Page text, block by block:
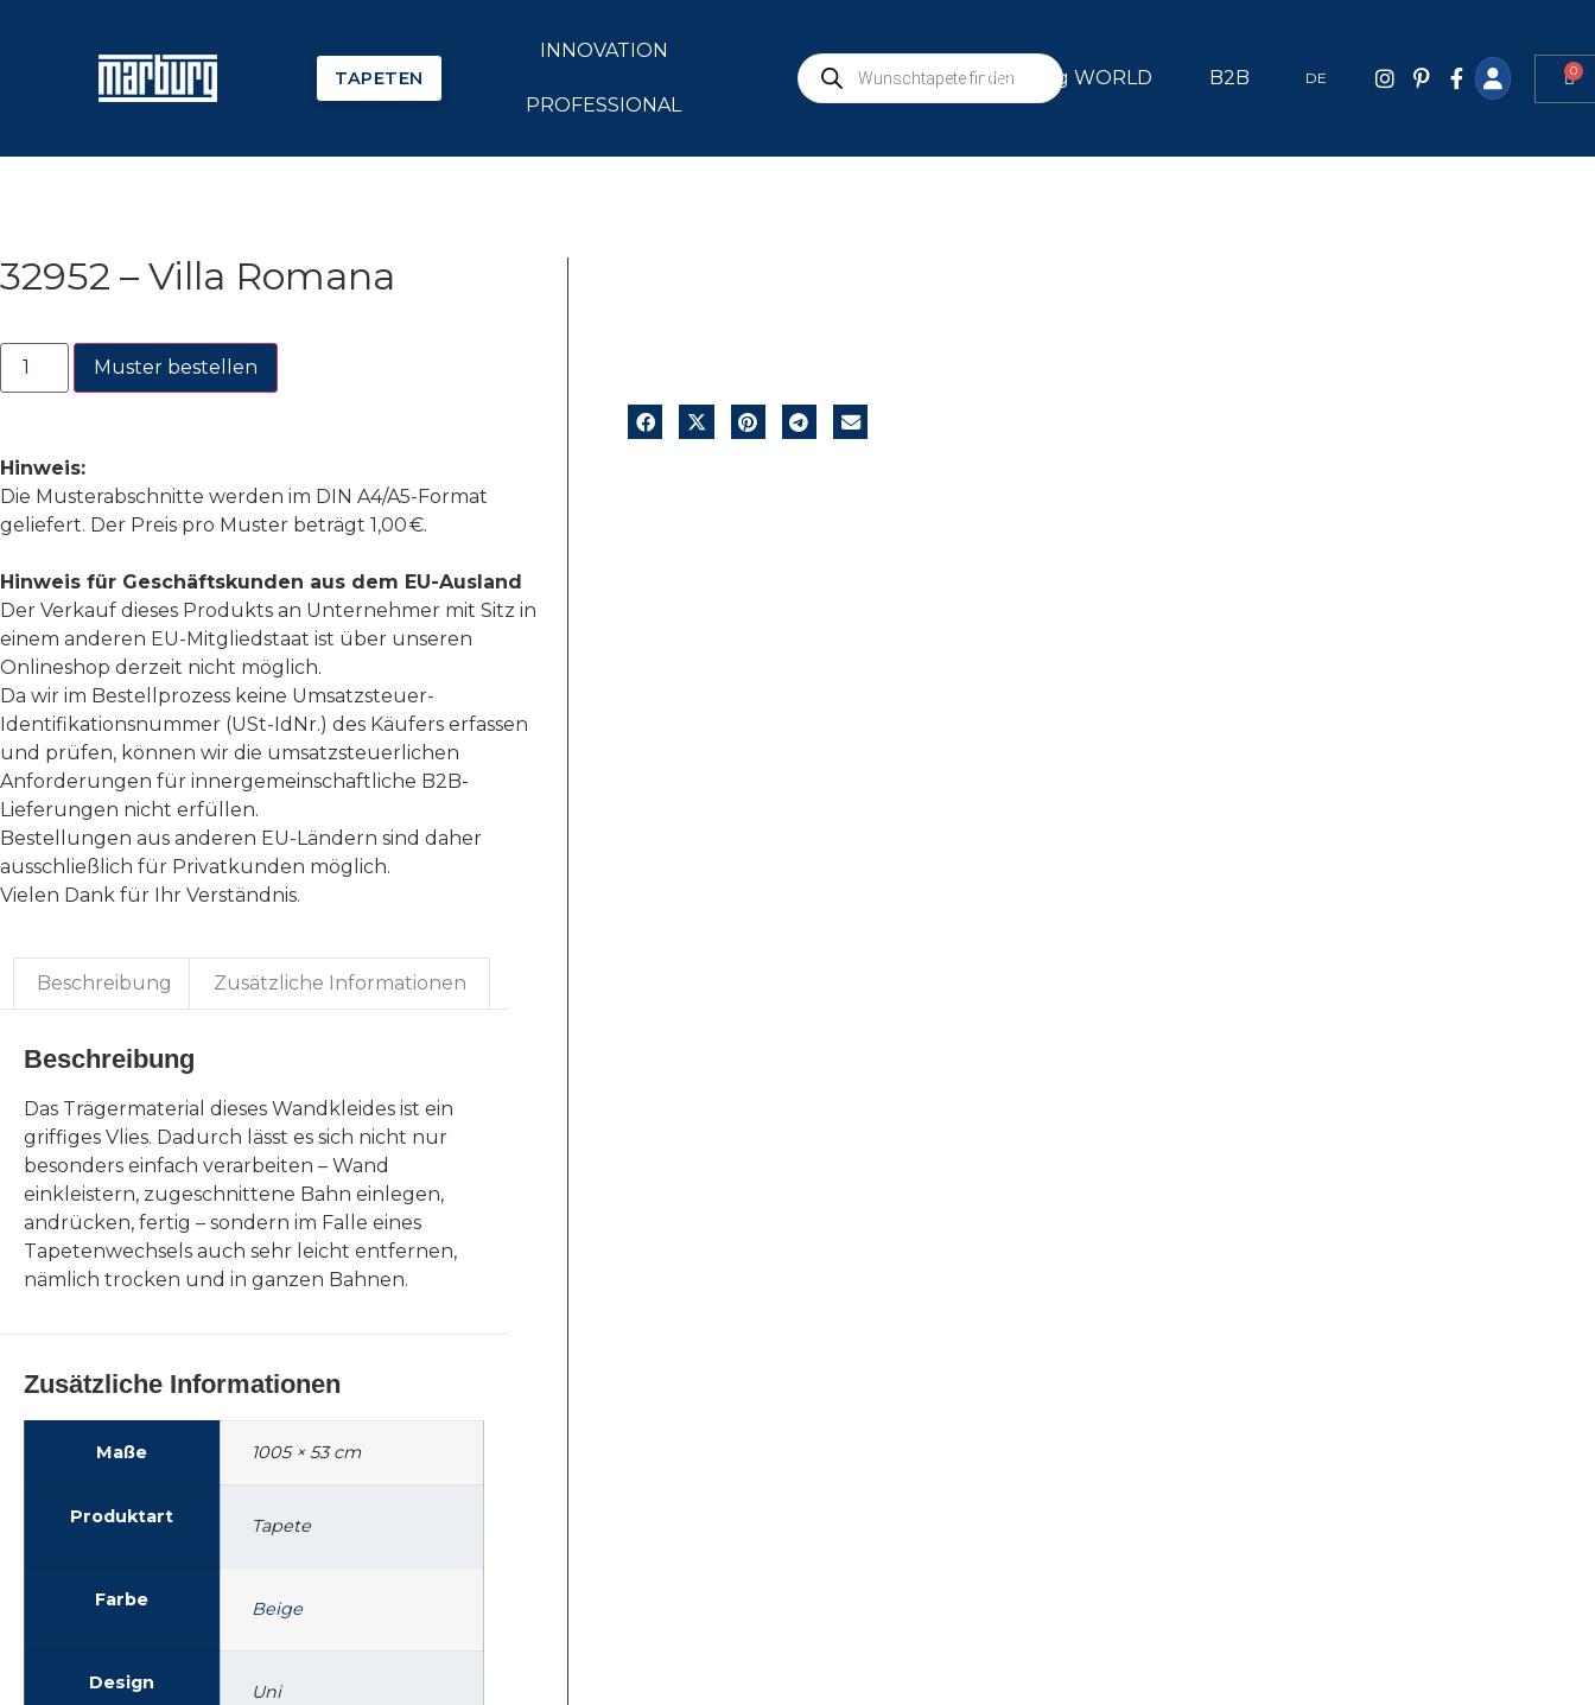
TAPETEN
INNOVATION
PROFESSIONAL
marburg WORLD B2B DE 0
32952 – Villa Romana
Muster bestellen
Hinweis:
Die Musterabschnitte werden im DIN A4/A5-Format
geliefert. Der Preis pro Muster beträgt 1,00 €.
Hinweis für Geschäftskunden aus dem EU-Ausland
Der Verkauf dieses Produkts an Unternehmer mit Sitz in
einem anderen EU-Mitgliedstaat ist über unseren
Onlineshop derzeit nicht möglich.
Da wir im Bestellprozess keine Umsatzsteuer-
Identifikationsnummer (USt-IdNr.) des Käufers erfassen
und prüfen, können wir die umsatzsteuerlichen
Anforderungen für innergemeinschaftliche B2B-
Lieferungen nicht erfüllen.
Bestellungen aus anderen EU-Ländern sind daher
ausschließlich für Privatkunden möglich.
Vielen Dank für Ihr Verständnis.
Beschreibung Zusätzliche Informationen
Beschreibung
Das Trägermaterial dieses Wandkleides ist ein
griffiges Vlies. Dadurch lässt es sich nicht nur
besonders einfach verarbeiten – Wand
einkleistern, zugeschnittene Bahn einlegen,
andrücken, fertig – sondern im Falle eines
Tapetenwechsels auch sehr leicht entfernen,
nämlich trocken und in ganzen Bahnen.
Zusätzliche Informationen
Maße 1005 × 53 cm
Produktart Tapete
Farbe Beige
Design Uni